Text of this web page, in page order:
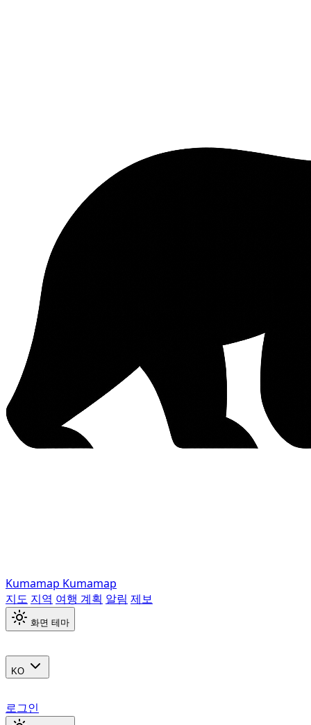
Kumamap Kumamap
지도 지역 여행 계획 알림 제보
화면 테마
KO
로그인